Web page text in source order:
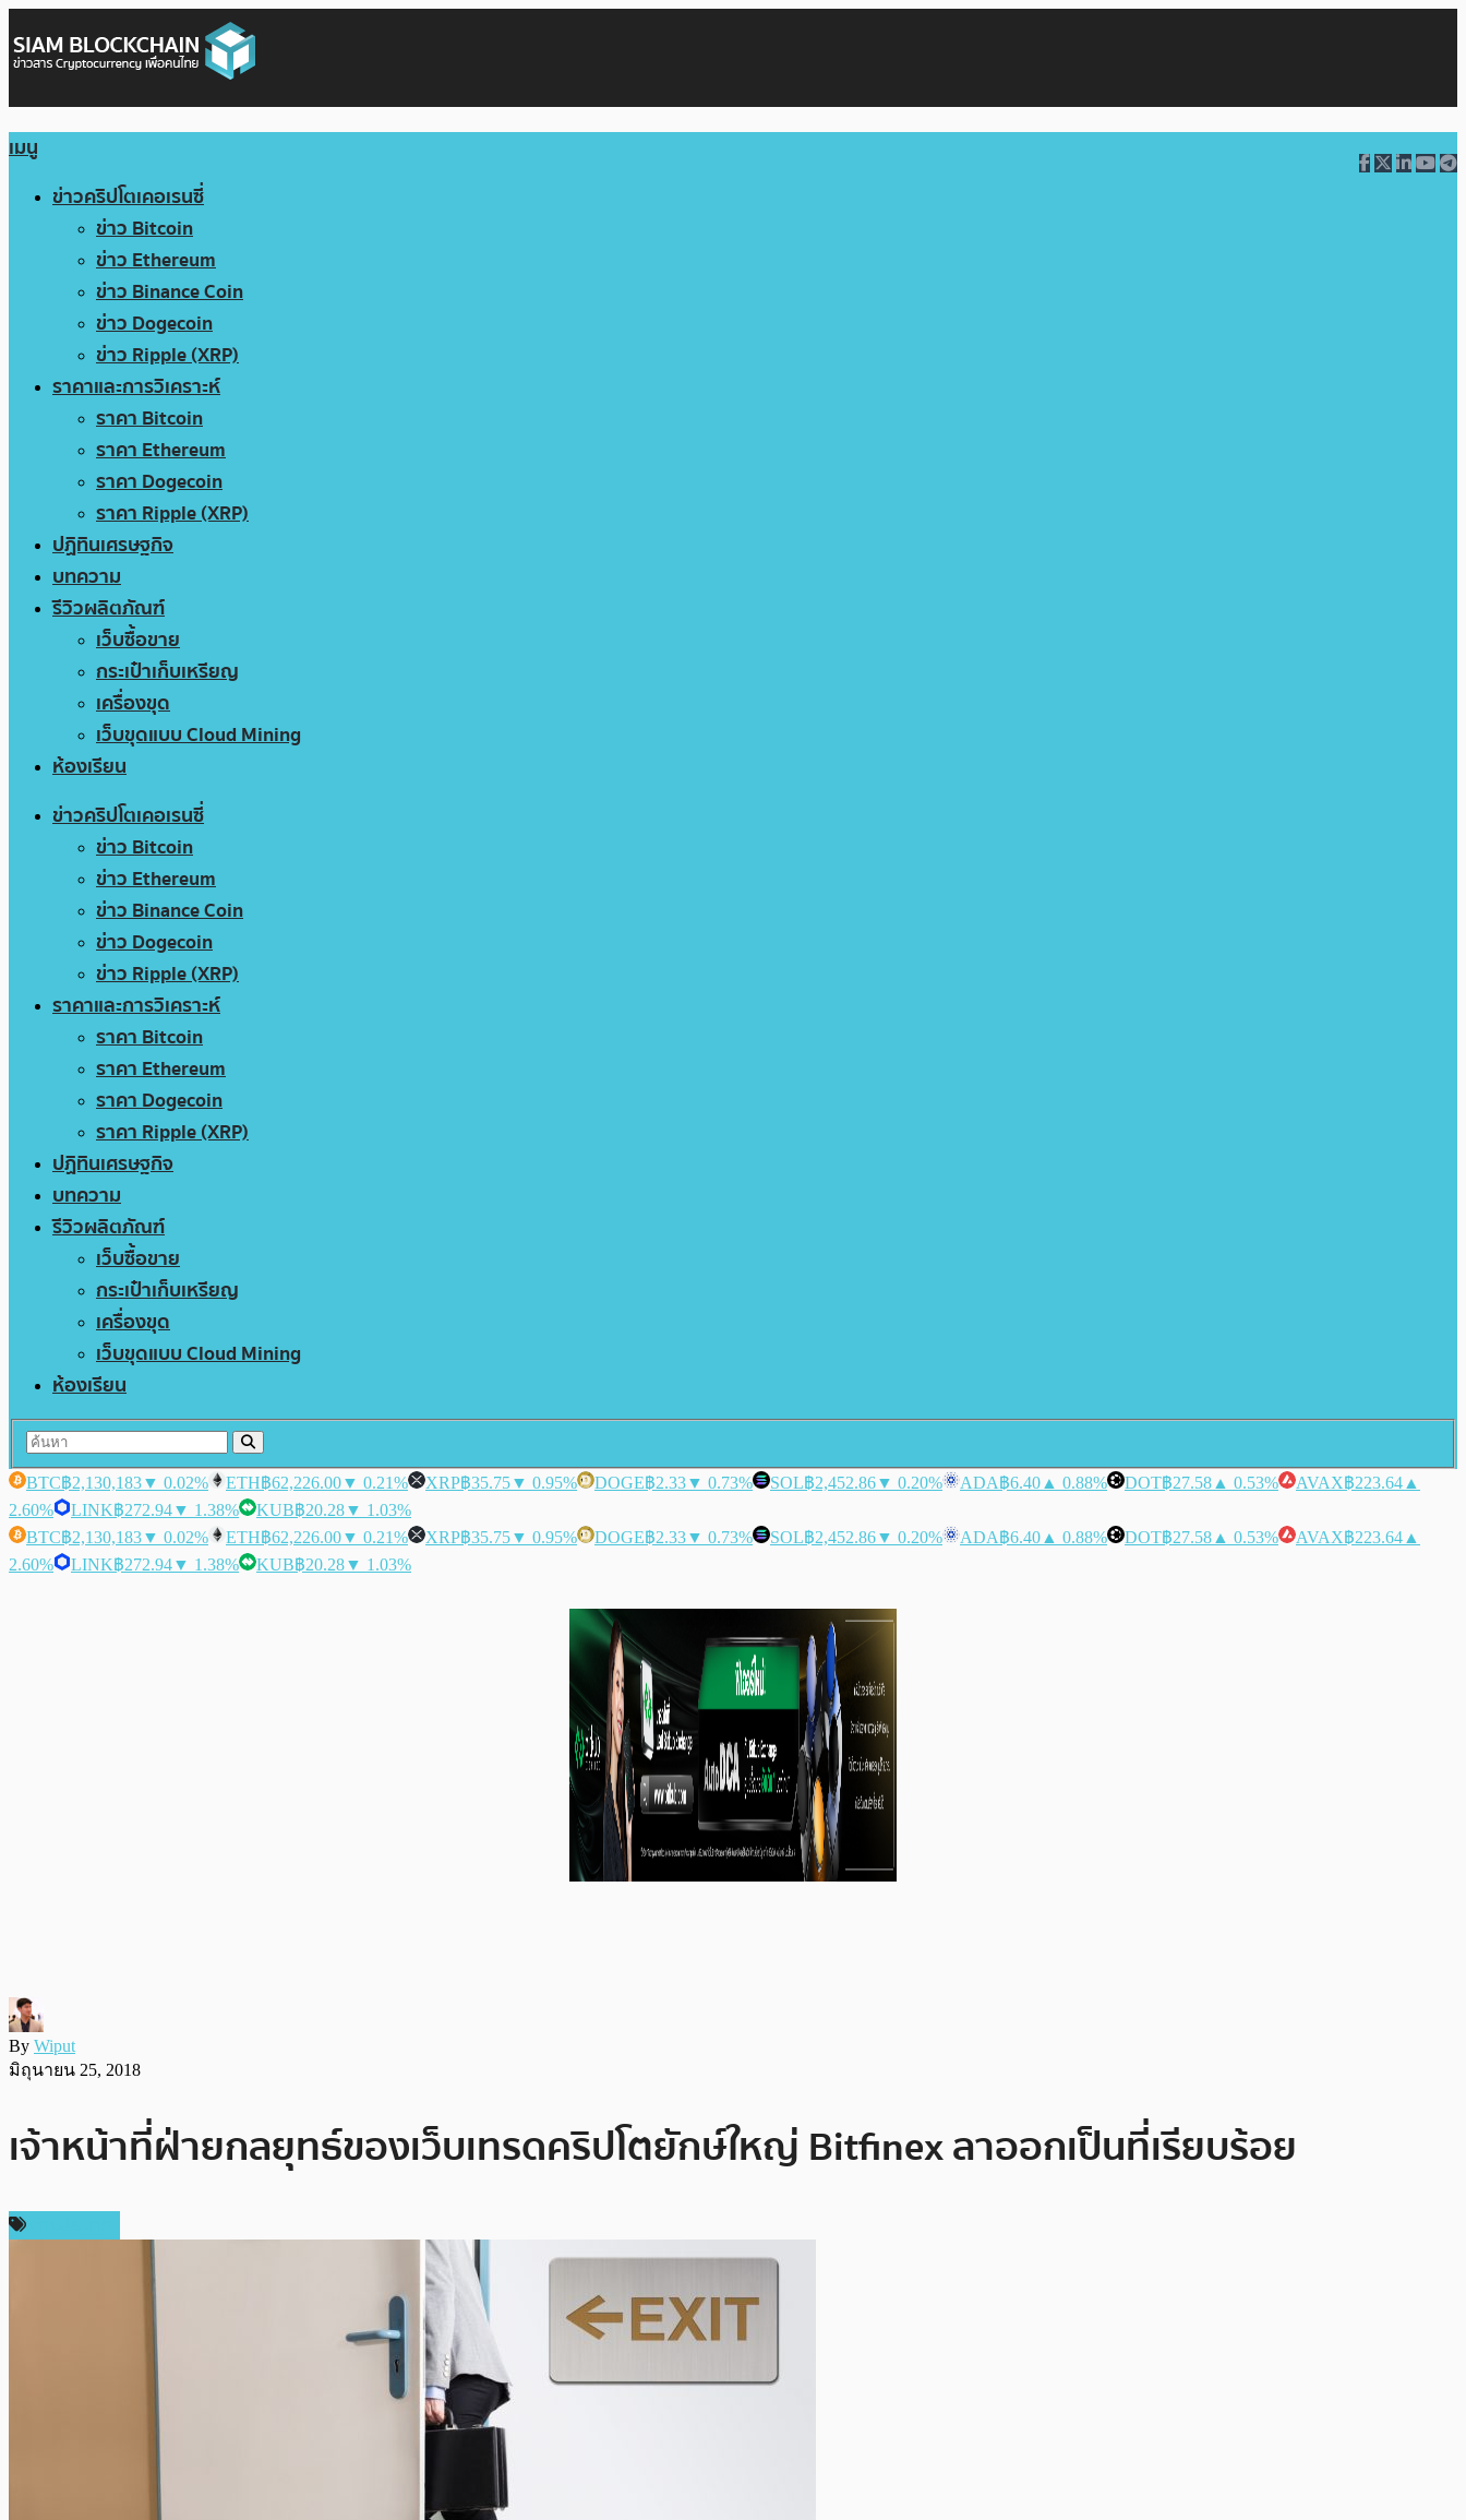
เมนู
ข่าวคริปโตเคอเรนซี่
ข่าว Bitcoin
ข่าว Ethereum
ข่าว Binance Coin
ข่าว Dogecoin
ข่าว Ripple (XRP)
ราคาและการวิเคราะห์
ราคา Bitcoin
ราคา Ethereum
ราคา Dogecoin
ราคา Ripple (XRP)
ปฏิทินเศรษฐกิจ
บทความ
รีวิวผลิตภัณฑ์
เว็บซื้อขาย
กระเป๋าเก็บเหรียญ
เครื่องขุด
เว็บขุดแบบ Cloud Mining
ห้องเรียน
ข่าวคริปโตเคอเรนซี่
ข่าว Bitcoin
ข่าว Ethereum
ข่าว Binance Coin
ข่าว Dogecoin
ข่าว Ripple (XRP)
ราคาและการวิเคราะห์
ราคา Bitcoin
ราคา Ethereum
ราคา Dogecoin
ราคา Ripple (XRP)
ปฏิทินเศรษฐกิจ
บทความ
รีวิวผลิตภัณฑ์
เว็บซื้อขาย
กระเป๋าเก็บเหรียญ
เครื่องขุด
เว็บขุดแบบ Cloud Mining
ห้องเรียน
BTC฿2,130,183▼ 0.02% ETH฿62,226.00▼ 0.21% XRP฿35.75▼ 0.95% DOGE฿2.33▼ 0.73% SOL฿2,452.86▼ 0.20% ADA฿6.40 ▲ 0.88% DOT฿27.58 ▲ 0.53% AVAX฿223.64 ▲
2.60%
LINK฿272.94▼ 1.38% KUB฿20.28▼ 1.03%
BTC฿2,130,183▼ 0.02% ETH฿62,226.00▼ 0.21% XRP฿35.75▼ 0.95% DOGE฿2.33▼ 0.73% SOL฿2,452.86▼ 0.20% ADA฿6.40 ▲ 0.88% DOT฿27.58 ▲ 0.53% AVAX฿223.64 ▲
2.60%
LINK฿272.94▼ 1.38% KUB฿20.28▼ 1.03%
By Wiput
มิถุนายน 25, 2018
เจ้าหน้าที่ฝ่ายกลยุทธ์ของเว็บเทรดคริปโตยักษ์ใหญ่ Bitfinex ลาออกเป็นที่เรียบร้อย